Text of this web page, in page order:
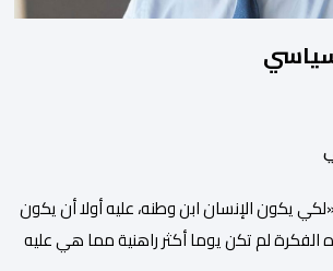
يكون الإنسان ابن وطنه، عليه أولا أن يكون
لم تكن يوما أكثر راهنية مما هي عليه